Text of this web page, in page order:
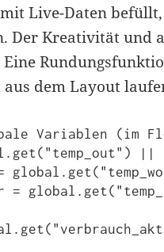
Live-Daten
Der Kreativität und
Eine
dem Layout
Variablen (im
=
=